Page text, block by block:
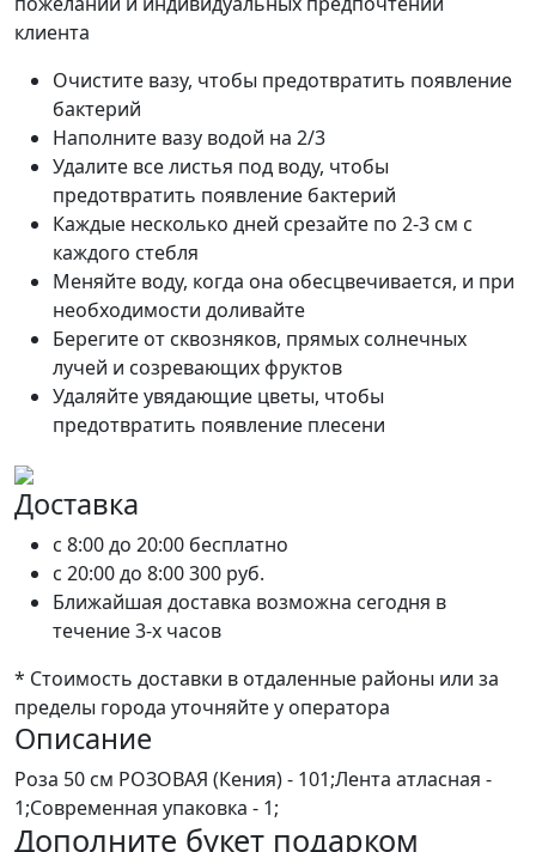
клиента
Очистите вазу, чтобы предотвратить появление
бактерий
Наполните вазу водой на 2/3
Удалите все листья под воду, чтобы
предотвратить появление бактерий
Каждые несколько дней срезайте по 2-3 см с
каждого стебля
Меняйте воду, когда она обесцвечивается, и при
необходимости доливайте
Берегите от сквозняков, прямых солнечных
лучей и созревающих фруктов
Удаляйте увядающие цветы, чтобы
предотвратить появление плесени
Доставка
c 8:00 до 20:00 бесплатно
c 20:00 до 8:00300 руб.
Ближайшая доставка возможна сегодня в
течение 3-х часов
* Стоимость доставки в отдаленные районы или за
пределы города уточняйте у оператора
Описание
Роза 50 см РОЗОВАЯ (Кения) - 101;Лента атласная -
1;Современная упаковка - 1;
Дополните букет подарком